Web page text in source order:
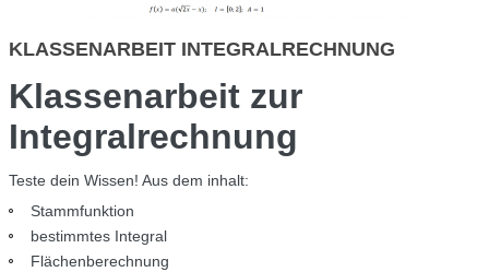
KLASSENARBEIT INTEGRALRECHNUNG
Klassenarbeit zur
Integralrechnung
Teste dein Wissen! Aus dem inhalt:
Stammfunktion
bestimmtes Integral
Flächenberechnung